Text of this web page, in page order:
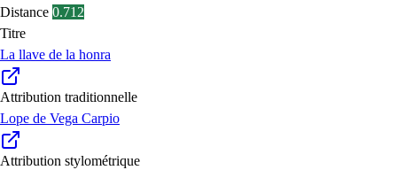
Distance 0.712
Titre
La llave de la honra
Attribution traditionnelle
Lope de Vega Carpio
Attribution stylométrique